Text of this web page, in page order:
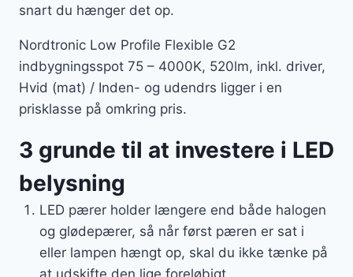
snart du hænger det op.
Nordtronic Low Profile Flexible G2
indbygningsspot 75 – 4000K, 520lm, inkl. driver,
Hvid (mat) / Inden- og udendrs ligger i en
prisklasse på omkring pris.
3 grunde til at investere i LED
belysning
LED pærer holder længere end både halogen
og glødepærer, så når først pæren er sat i
eller lampen hængt op, skal du ikke tænke på